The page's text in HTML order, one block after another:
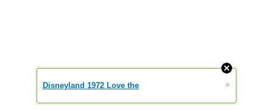
Disneyland 1972 Love the »